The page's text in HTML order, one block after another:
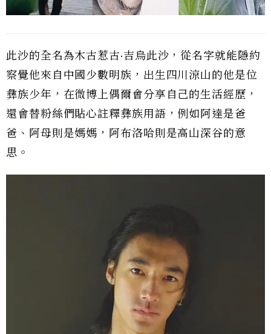
此沙的全名為木古惹古·吉烏此沙，從名字就能隱約
察覺他來自中國少數明族，出生四川涼山的他是位
彝族少年，在微博上偶爾會分享自己的生活經歷，
還會替粉絲們貼心註釋彝族用語，例如阿達是爸
爸、阿母則是媽媽，阿布洛哈則是高山深谷的意
思。